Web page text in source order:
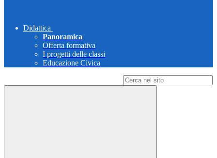
Didattica
Panoramica
Offerta formativa
I progetti delle classi
Educazione Civica